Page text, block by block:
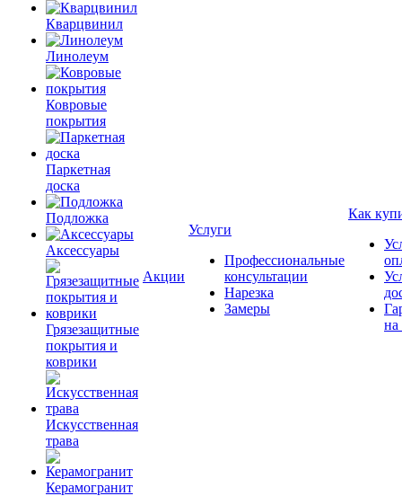
Кварцвинил
Линолеум
Ковровые
покрытия
Паркетная
доска
Подложка
Аксессуары
Грязезащитные
покрытия и
коврики
Искусственная
трава
Керамогранит
Акции
Услуги
Профессиональные
консультации
Нарезка
Замеры
Как
на